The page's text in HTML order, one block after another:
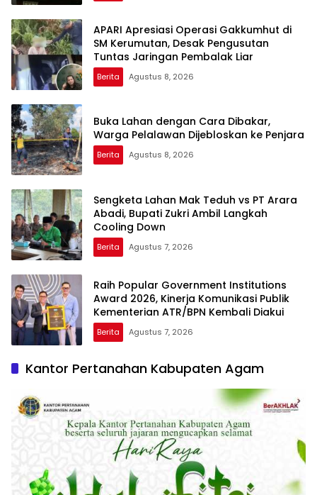
APARI Apresiasi Operasi Gakkumhut di
SM Kerumutan, Desak Pengusutan
Tuntas Jaringan Pembalak Liar
Berita Agustus 8, 2026
Buka Lahan dengan Cara Dibakar,
Warga Pelalawan Dijebloskan ke Penjara
Berita Agustus 8, 2026
Sengketa Lahan Mak Teduh vs PT Arara
Abadi, Bupati Zukri Ambil Langkah
Cooling Down
Berita Agustus 7, 2026
Raih Popular Government Institutions
Award 2026, Kinerja Komunikasi Publik
Kementerian ATR/BPN Kembali Diakui
Berita Agustus 7, 2026
Kantor Pertanahan Kabupaten Agam